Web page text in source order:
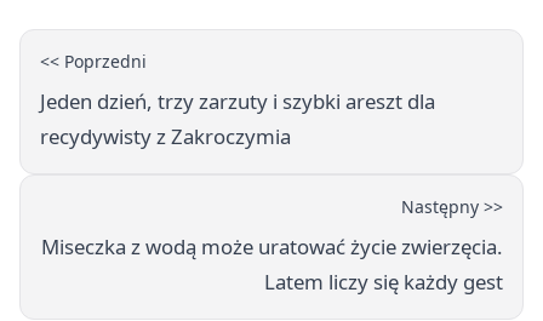
<< Poprzedni
Jeden dzień, trzy zarzuty i szybki areszt dla
recydywisty z Zakroczymia
Następny >>
Miseczka z wodą może uratować życie zwierzęcia.
Latem liczy się każdy gest